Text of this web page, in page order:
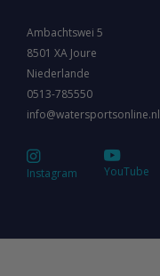
Ambachtswei 5
8501 XA Joure
Niederlande
0513-785550
info@watersportsonline.nl
Instagram YouTube